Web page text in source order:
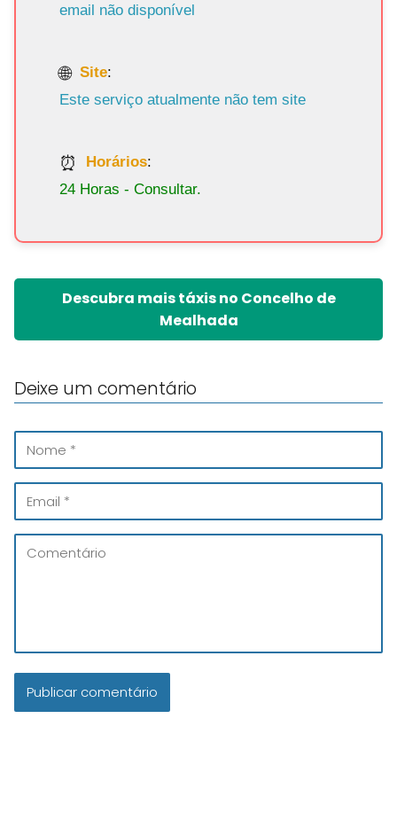
email não disponível
Site:
Este serviço atualmente não tem site
Horários:
24 Horas - Consultar.
Descubra mais táxis no Concelho de
Mealhada
Deixe um comentário